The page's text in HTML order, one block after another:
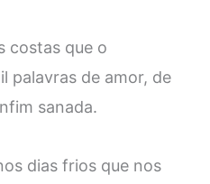
costas que o
palavras de amor, de
sanada.
dias frios que nos